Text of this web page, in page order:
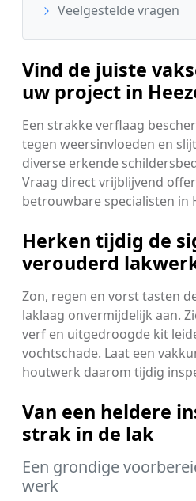
Veelgestelde vragen
Vind de juiste
uw project in
Een strakke verflaag
tegen weersinvloeden en
diverse erkende
Vraag direct vrijblijvend
betrouwbare specialisten in
Herken tijdig de
verouderd
Zon, regen en vorst tasten
laklaag onvermijdelijk aan.
verf en uitgedroogde kit
vochtschade. Laat een
houtwerk daarom tijdig
Van een heldere
strak in de lak
Een grondige
werk